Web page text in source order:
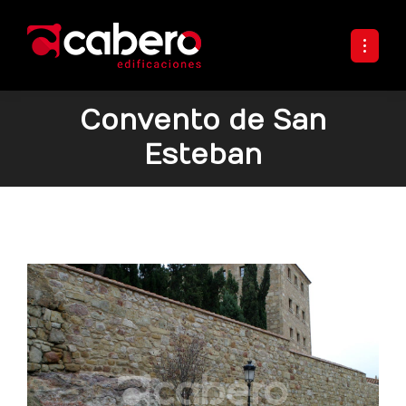
Convento de San
Esteban